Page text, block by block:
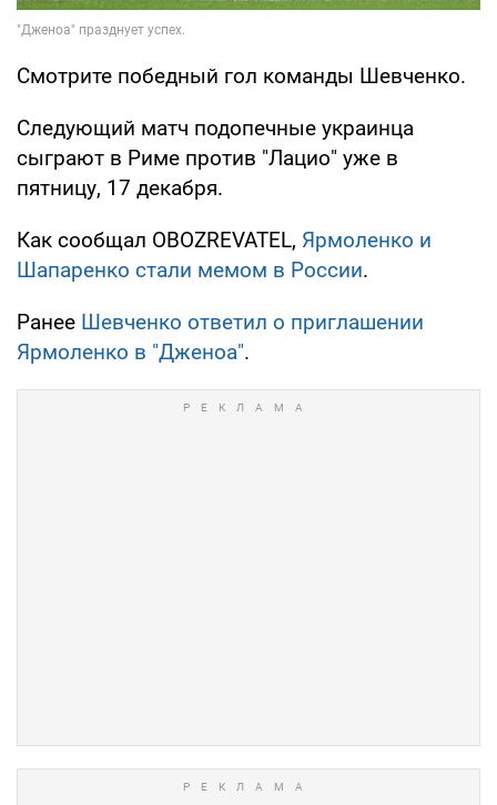
Смотрите победный гол команды Шевченко.
Следующий матч подопечные украинца
сыграют в Риме против "Лацио" уже в
пятницу, 17 декабря.
Как сообщал OBOZREVATEL, Ярмоленко и
Шапаренко стали мемом в России.
Ранее Шевченко ответил о приглашении
Ярмоленко в "Дженоа".